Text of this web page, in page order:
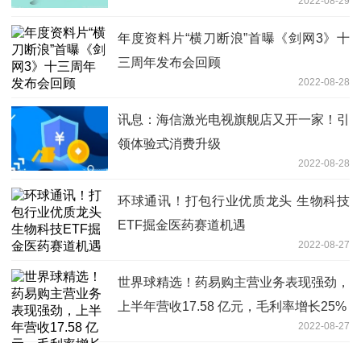
年度资料片“横刀断浪”首曝《剑网3》十
三周年发布会回顾
2022-08-28
讯息：海信激光电视旗舰店又开一家！引
领体验式消费升级
2022-08-28
环球通讯！打包行业优质龙头 生物科技
ETF掘金医药赛道机遇
2022-08-27
世界球精选！药易购主营业务表现强劲，
上半年营收17.58 亿元，毛利率增长25%
2022-08-27